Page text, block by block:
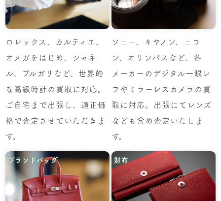
ロレックス、カルティエ、
オメガをはじめ、シャネ
ル、ブルガリなど、世界的
な高級時計の買取に対応。
ご自宅まで出張し、適正価
格で査定させていただきま
す。
ソニー、キヤノン、ニコ
ン、オリンパスなど、各
メーカーのデジタル一眼レ
フやミラーレスカメラの買
取に対応。出張にてレンズ
なども含め査定いたしま
す。
ブランドバッグ 財布